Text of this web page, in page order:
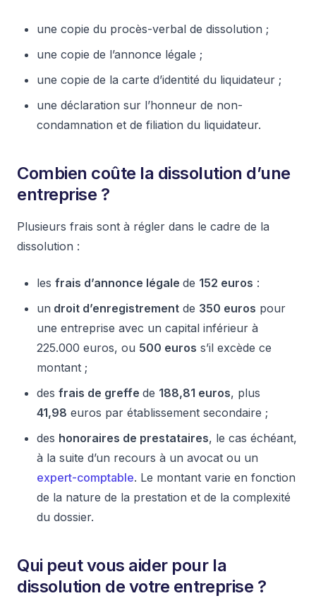
une copie du procès-verbal de dissolution ;
une copie de l’annonce légale ;
une copie de la carte d’identité du liquidateur ;
une déclaration sur l’honneur de non-
condamnation et de filiation du liquidateur.
Combien coûte la dissolution d’une
entreprise ?
Plusieurs frais sont à régler dans le cadre de la
dissolution :
les frais d’annonce légale de 152 euros :
un droit d’enregistrement de 350 euros pour
une entreprise avec un capital inférieur à
225.000 euros, ou 500 euros s’il excède ce
montant ;
des frais de greffe de 188,81 euros, plus
41,98 euros par établissement secondaire ;
des honoraires de prestataires, le cas échéant,
à la suite d’un recours à un avocat ou un
expert-comptable. Le montant varie en fonction
de la nature de la prestation et de la complexité
du dossier.
Qui peut vous aider pour la
dissolution de votre entreprise ?